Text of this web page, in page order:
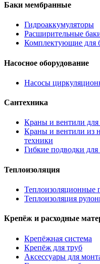
Баки мембранные
Гидроаккумуляторы
Расширительные
Комплектующие для
Насосное оборудование
Насосы
Сантехника
Краны и вентили
Краны и вентили из
техники
Гибкие подводки
Теплоизоляция
Теплоизоляционные
Теплоизоляция
Крепёж и расходные
Крепёжная система
Крепёж для труб
Аксессуары для